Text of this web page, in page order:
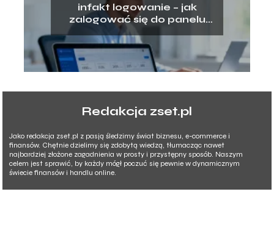
infakt logowanie – jak
zalogować się do panelu
klienta?
Redakcja zset.pl
Jako redakcja zset.pl z pasją śledzimy świat biznesu, e-commerce i
finansów. Chętnie dzielimy się zdobytą wiedzą, tłumacząc nawet
najbardziej złożone zagadnienia w prosty i przystępny sposób. Naszym
celem jest sprawić, by każdy mógł poczuć się pewnie w dynamicznym
świecie finansów i handlu online.